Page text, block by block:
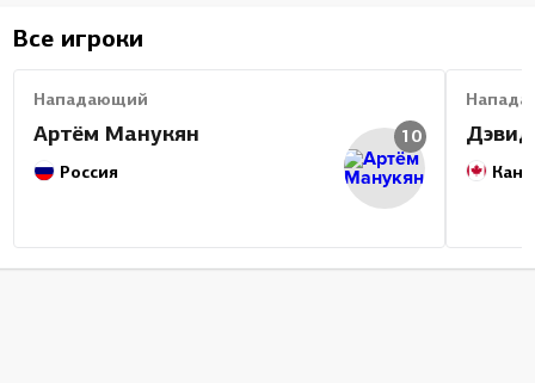
Все игроки
Нападающий
Артём Манукян
Россия
10